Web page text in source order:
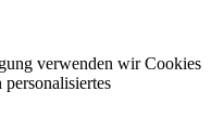
verwenden wir Cookies